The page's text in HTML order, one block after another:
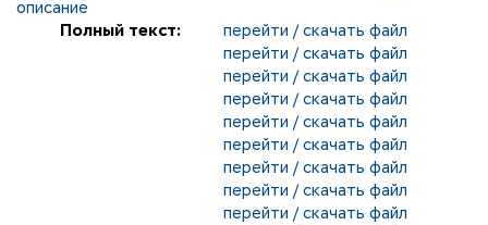
описание
Полный текст:
перейти / скачать файл
перейти / скачать файл
перейти / скачать файл
перейти / скачать файл
перейти / скачать файл
перейти / скачать файл
перейти / скачать файл
перейти / скачать файл
перейти / скачать файл